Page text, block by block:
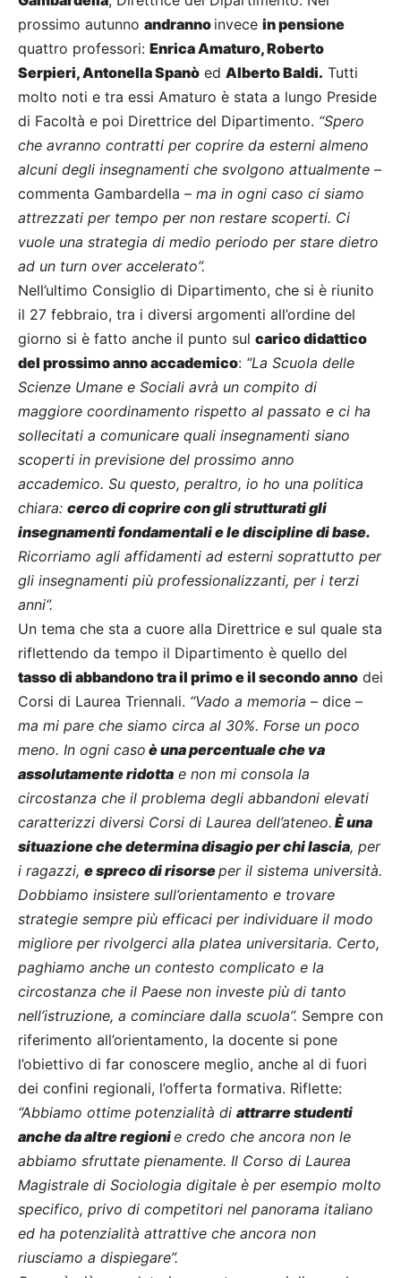
prossimo autunno andranno invece in pensione
quattro professori: Enrica Amaturo, Roberto
Serpieri, Antonella Spanò ed Alberto Baldi. Tutti
molto noti e tra essi Amaturo è stata a lungo Preside
di Facoltà e poi Direttrice del Dipartimento. “Spero
che avranno contratti per coprire da esterni almeno
alcuni degli insegnamenti che svolgono attualmente –
commenta Gambardella – ma in ogni caso ci siamo
attrezzati per tempo per non restare scoperti. Ci
vuole una strategia di medio periodo per stare dietro
ad un turn over accelerato”.
Nell’ultimo Consiglio di Dipartimento, che si è riunito
il 27 febbraio, tra i diversi argomenti all’ordine del
giorno si è fatto anche il punto sul carico didattico
del prossimo anno accademico: “La Scuola delle
Scienze Umane e Sociali avrà un compito di
maggiore coordinamento rispetto al passato e ci ha
sollecitati a comunicare quali insegnamenti siano
scoperti in previsione del prossimo anno
accademico. Su questo, peraltro, io ho una politica
chiara: cerco di coprire con gli strutturati gli
insegnamenti fondamentali e le discipline di base.
Ricorriamo agli affidamenti ad esterni soprattutto per
gli insegnamenti più professionalizzanti, per i terzi
anni”.
Un tema che sta a cuore alla Direttrice e sul quale sta
riflettendo da tempo il Dipartimento è quello del
tasso di abbandono tra il primo e il secondo anno dei
Corsi di Laurea Triennali. “Vado a memoria – dice –
ma mi pare che siamo circa al 30%. Forse un poco
meno. In ogni caso è una percentuale che va
assolutamente ridotta e non mi consola la
circostanza che il problema degli abbandoni elevati
caratterizzi diversi Corsi di Laurea dell’ateneo. È una
situazione che determina disagio per chi lascia, per
i ragazzi, e spreco di risorseper il sistema università.
Dobbiamo insistere sull’orientamento e trovare
strategie sempre più efficaci per individuare il modo
migliore per rivolgerci alla platea universitaria. Certo,
paghiamo anche un contesto complicato e la
circostanza che il Paese non investe più di tanto
nell’istruzione, a cominciare dalla scuola”. Sempre con
riferimento all’orientamento, la docente si pone
l’obiettivo di far conoscere meglio, anche al di fuori
dei confini regionali, l’offerta formativa. Riflette:
“Abbiamo ottime potenzialità di attrarre studenti
anche da altre regionie credo che ancora non le
abbiamo sfruttate pienamente. Il Corso di Laurea
Magistrale di Sociologia digitale è per esempio molto
specifico, privo di competitori nel panorama italiano
ed ha potenzialità attrattive che ancora non
riusciamo a dispiegare”.